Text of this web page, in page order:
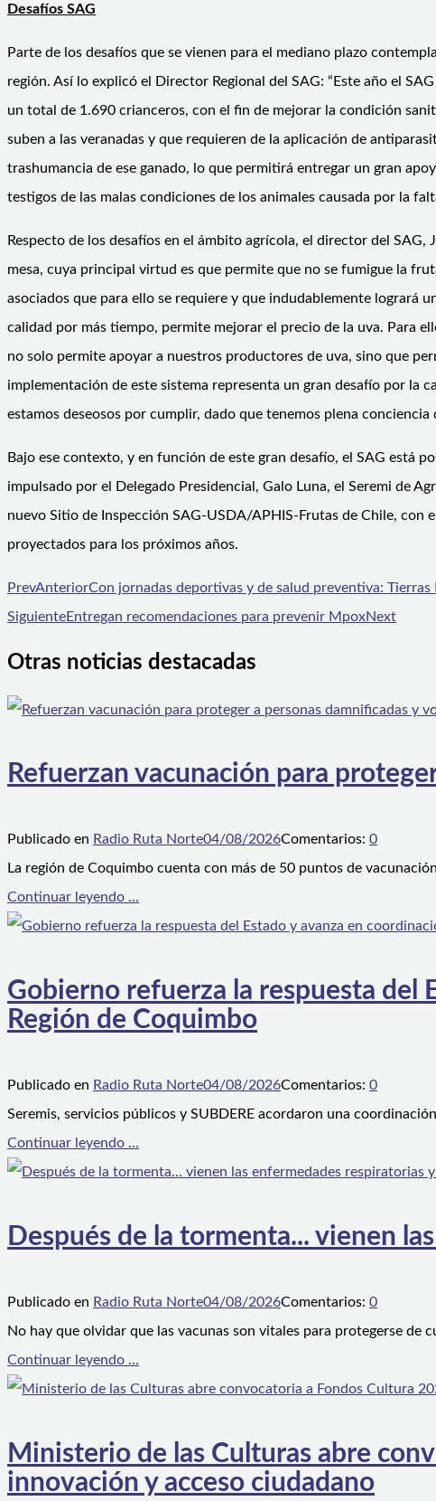
Desafíos SAG
Parte de los desafíos que se vienen para el mediano plazo
región. Así lo explicó el Director Regional del SAG: “Este año el
un total de 1.690 crianceros, con el fin de mejorar la condición
suben a las veranadas y que requieren de la aplicación de
trashumancia de ese ganado, lo que permitirá entregar un gran
testigos de las malas condiciones de los animales causada por la
Respecto de los desafíos en el ámbito agrícola, el director del
mesa, cuya principal virtud es que permite que no se fumigue la
asociados que para ello se requiere y que indudablemente logrará
calidad por más tiempo, permite mejorar el precio de la uva. Para
no solo permite apoyar a nuestros productores de uva, sino que
implementación de este sistema representa un gran desafío por la
estamos deseosos por cumplir, dado que tenemos plena
Bajo ese contexto, y en función de este gran desafío, el SAG está
impulsado por el Delegado Presidencial, Galo Luna, el Seremi de
nuevo Sitio de Inspección SAG-USDA/APHIS-Frutas de Chile,
proyectados para los próximos años.
PrevAnteriorCon jornadas deportivas y de salud preventiva:
SiguienteEntregan recomendaciones para prevenir MpoxNext
Otras noticias destacadas
Refuerzan vacunación para
Publicado en Radio Ruta Norte04/08/2026Comentarios: 0
La región de Coquimbo cuenta con más de 50 puntos de
Continuar leyendo ...
Gobierno refuerza la respuesta del
Región de Coquimbo
Publicado en Radio Ruta Norte04/08/2026Comentarios: 0
Seremis, servicios públicos y SUBDERE acordaron una
Continuar leyendo ...
Después de la tormenta... vienen
Publicado en Radio Ruta Norte04/08/2026Comentarios: 0
No hay que olvidar que las vacunas son vitales para protegerse de
Continuar leyendo ...
Ministerio de las Culturas abre
innovación y acceso ciudadano